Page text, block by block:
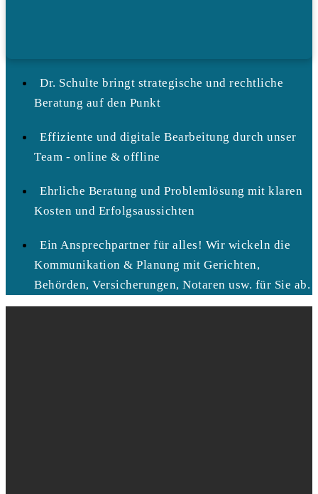
Dr. Schulte bringt strategische und rechtliche
Beratung auf den Punkt
Effiziente und digitale Bearbeitung durch unser
Team - online & offline
Ehrliche Beratung und Problemlösung mit klaren
Kosten und Erfolgsaussichten
Ein Ansprechpartner für alles! Wir wickeln die
Kommunikation & Planung mit Gerichten,
Behörden, Versicherungen, Notaren usw. für Sie ab.